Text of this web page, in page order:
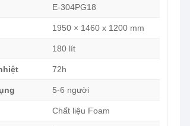
E-304PG18
1950 × 1460 x 1200 mm
180 lít
72h
5-6 người
Chất liệu Foam